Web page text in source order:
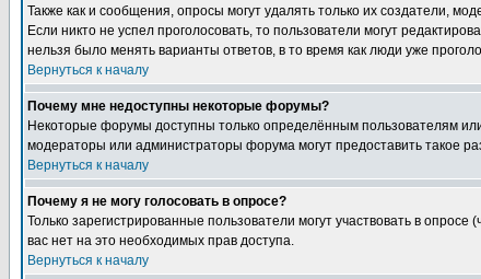
Также как и сообщения, опросы могут удалять только их создатели,
Если никто не успел проголосовать, то пользователи могут
нельзя было менять варианты ответов, в то время как люди уже
Вернуться к началу
Почему мне недоступны некоторые форумы?
Некоторые форумы доступны только определённым пользователям
модераторы или администраторы форума могут предоставить такое
Вернуться к началу
Почему я не могу голосовать в опросе?
Только зарегистрированные пользователи могут участвовать в
вас нет на это необходимых прав доступа.
Вернуться к началу